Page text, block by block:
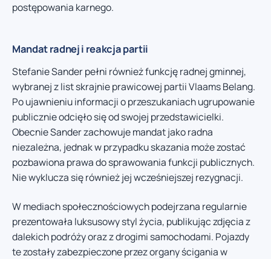
postępowania karnego.
Mandat radnej i reakcja partii
Stefanie Sander pełni również funkcję radnej gminnej,
wybranej z list skrajnie prawicowej partii Vlaams Belang.
Po ujawnieniu informacji o przeszukaniach ugrupowanie
publicznie odcięło się od swojej przedstawicielki.
Obecnie Sander zachowuje mandat jako radna
niezależna, jednak w przypadku skazania może zostać
pozbawiona prawa do sprawowania funkcji publicznych.
Nie wyklucza się również jej wcześniejszej rezygnacji.
W mediach społecznościowych podejrzana regularnie
prezentowała luksusowy styl życia, publikując zdjęcia z
dalekich podróży oraz z drogimi samochodami. Pojazdy
te zostały zabezpieczone przez organy ścigania w